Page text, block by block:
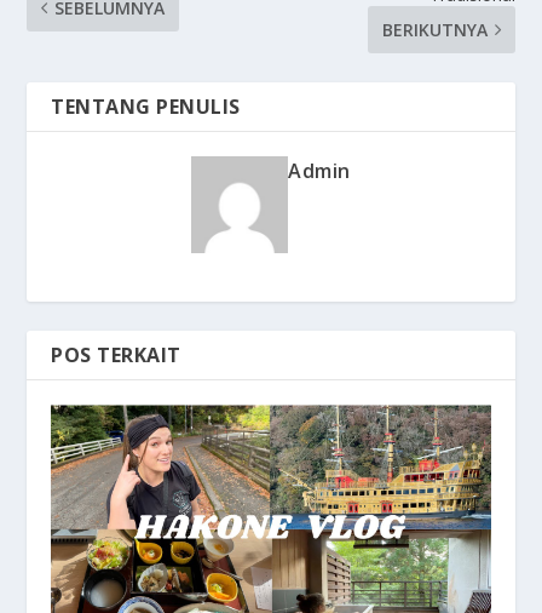
SEBELUMNYA
BERIKUTNYA
TENTANG PENULIS
Admin
POS TERKAIT